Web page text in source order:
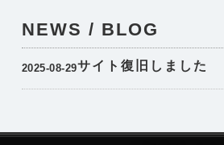
NEWS / BLOG
2025-08-29サイト復旧しました